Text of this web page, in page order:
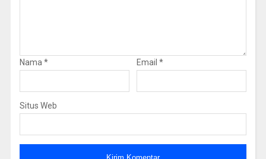
Nama * Email *
Situs Web